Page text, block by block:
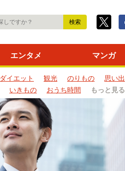
エンタメ マンガ
ダイエット 観光 のりもの
思い出
いきもの おうち時間 もっと見る